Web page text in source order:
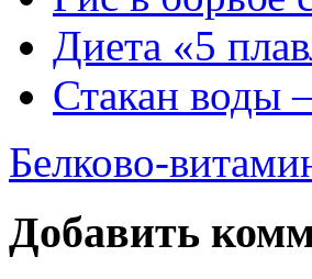
Диета «5
Стакан воды
Белково-
Добавить